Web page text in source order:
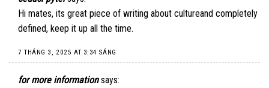
Hi mates, its great piece of writing about cultureand completely
defined, keep it up all the time.
7 THÁNG 3, 2025 AT 3:34 SÁNG
for more information says: